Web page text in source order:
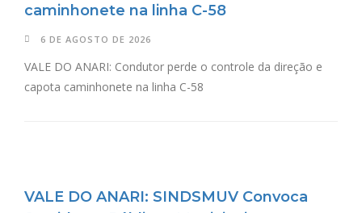
caminhonete na linha C-58
6 DE AGOSTO DE 2026
VALE DO ANARI: Condutor perde o controle da direção e
capota caminhonete na linha C-58
VALE DO ANARI: SINDSMUV Convoca